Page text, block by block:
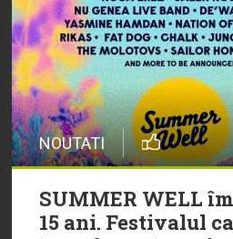
20 Iulie
Episod nou |
DJ Christian
20 Iulie
Torpedoul lui
Rose - „Ceai lângă
NOUTATI
SUMMER WELL
15 ani. Festivalul